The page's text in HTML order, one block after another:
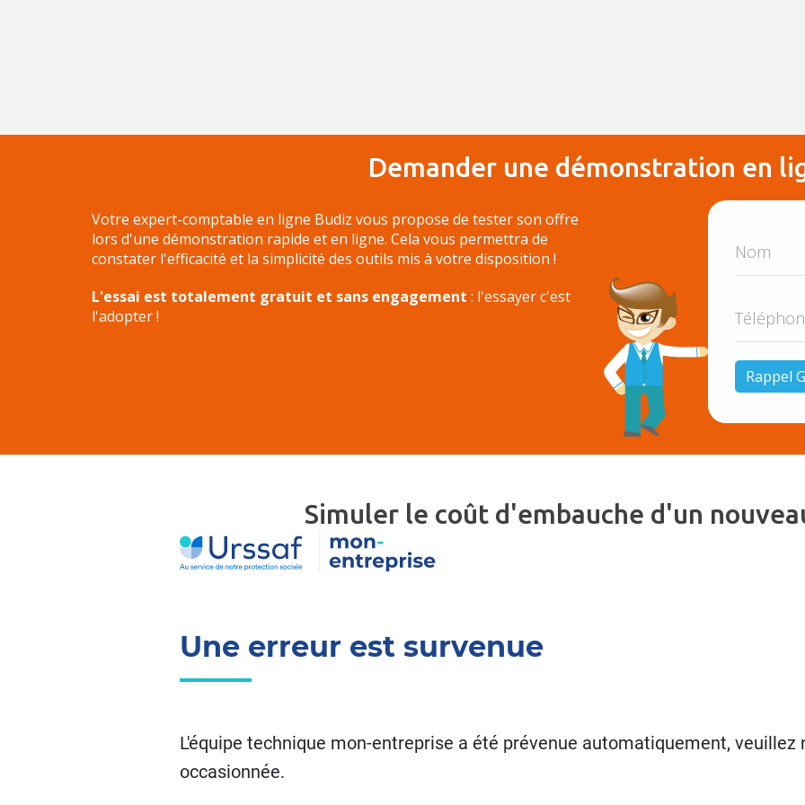
Demander une démonstration en
Votre expert-comptable en ligne Budiz vous propose de tester son offre
lors d'une démonstration rapide et en ligne. Cela vous permettra de
constater l'efficacité et la simplicité des outils mis à votre disposition !
L'essai est totalement gratuit et sans engagement : l'essayer c'est
l'adopter !
Simuler le coût d'embauche d'un